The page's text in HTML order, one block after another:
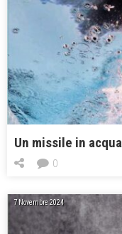
Un missile in acqua
0
7 Novembre 2024